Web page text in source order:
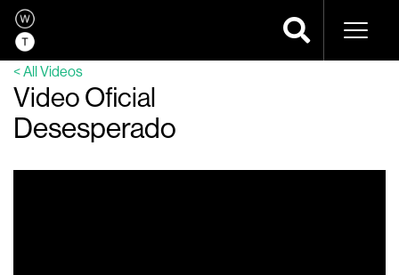
< All Videos
Video Oficial
Desesperado